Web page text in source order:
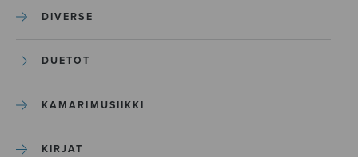
DIVERSE
DUETOT
KAMARIMUSIIKKI
KIRJAT